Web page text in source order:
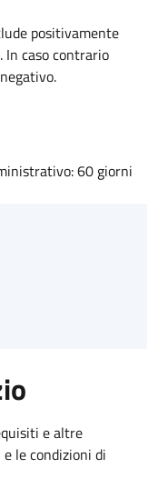
positivamente
In caso contrario
60 giorni
e altre
le condizioni di